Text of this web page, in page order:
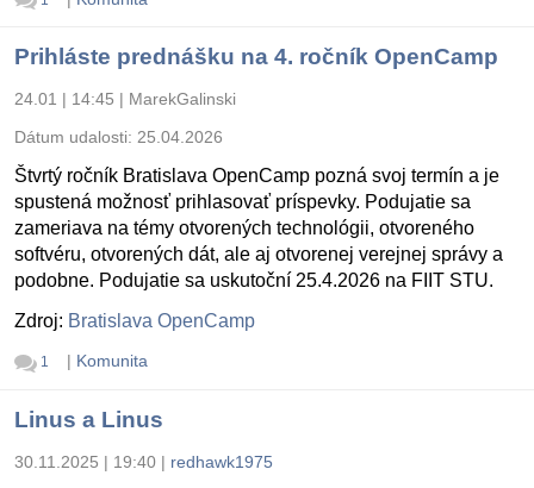
Prihláste prednášku na 4. ročník OpenCamp
24.01 | 14:45 | MarekGalinski
Dátum udalosti: 25.04.2026
Štvrtý ročník Bratislava OpenCamp pozná svoj termín a je
spustená možnosť prihlasovať príspevky. Podujatie sa
zameriava na témy otvorených technológii, otvoreného
softvéru, otvorených dát, ale aj otvorenej verejnej správy a
podobne. Podujatie sa uskutoční 25.4.2026 na FIIT STU.
Zdroj: Bratislava OpenCamp
1 | Komunita
Linus a Linus
30.11.2025 | 19:40 | redhawk1975